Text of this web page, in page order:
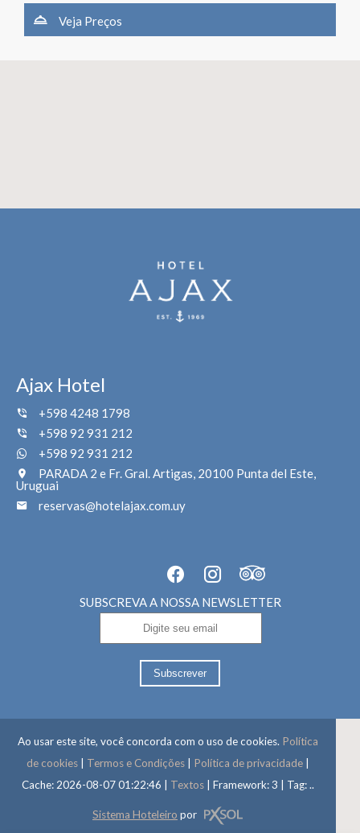
Veja Preços
Ajax Hotel
+598 4248 1798
+598 92 931 212
+598 92 931 212
PARADA 2 e Fr. Gral. Artigas, 20100 Punta del Este,
Uruguai
reservas@hotelajax.com.uy
SUBSCREVA A NOSSA NEWSLETTER
Subscrever
Ao usar este site, você concorda com o uso de cookies. Política
de cookies
Termos e Condições Política de privacidade
Cache: 2026-08-07 01:22:46 | Textos Framework: 3 | Tag:..
Sistema Hoteleiro por